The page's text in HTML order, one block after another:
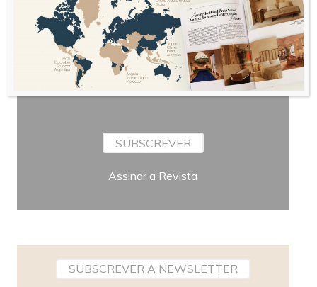
Bimestral
Periodicidade
SUBSCREVER
Assinar a Revista
SUBSCREVER A NEWSLETTER